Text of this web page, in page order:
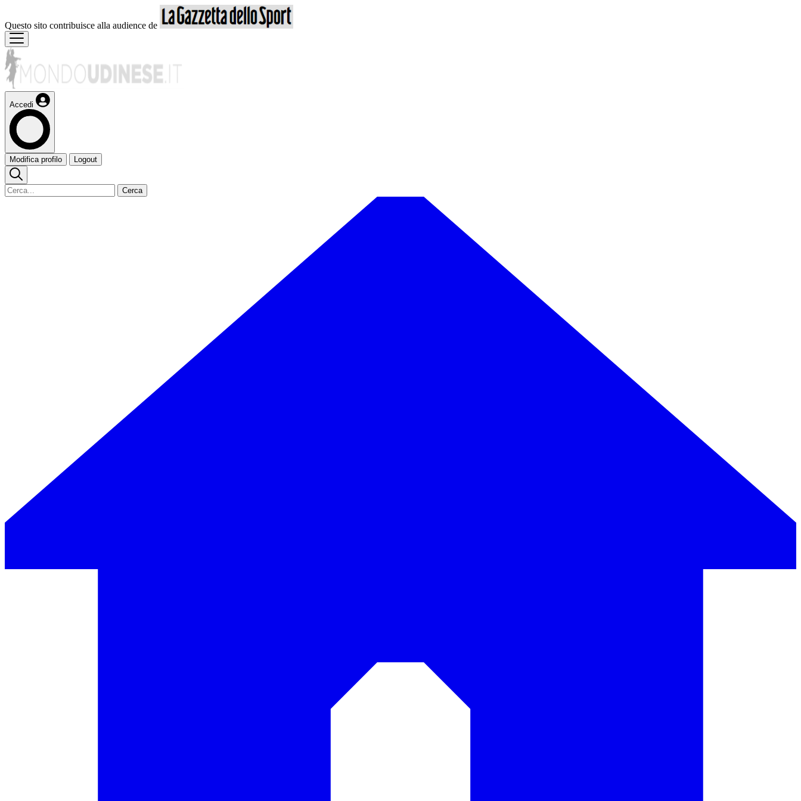
Questo sito contribuisce alla audience de
Accedi
Modifica profilo Logout
Cerca